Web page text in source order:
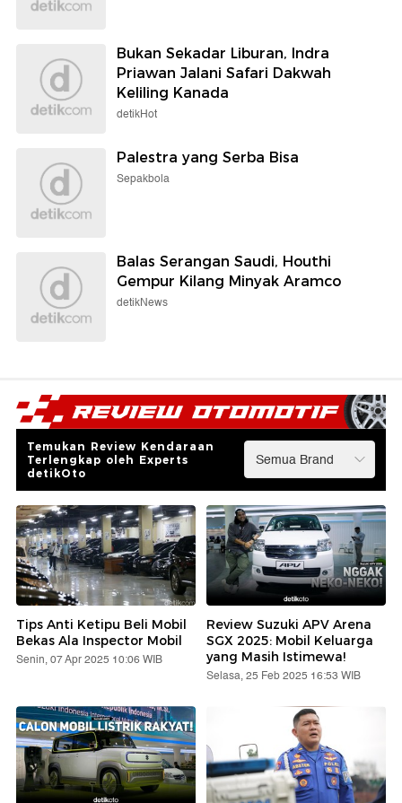
Bukan Sekadar Liburan, Indra
Priawan Jalani Safari Dakwah
Keliling Kanada
detikHot
Palestra yang Serba Bisa
Sepakbola
Balas Serangan Saudi, Houthi
Gempur Kilang Minyak Aramco
detikNews
Temukan Review Kendaraan
Terlengkap oleh Experts
detikOto
Tips Anti Ketipu Beli Mobil
Bekas Ala Inspector Mobil
Senin, 07 Apr 2025 10:06 WIB
Review Suzuki APV Arena
SGX 2025: Mobil Keluarga
yang Masih Istimewa!
Selasa, 25 Feb 2025 16:53 WIB